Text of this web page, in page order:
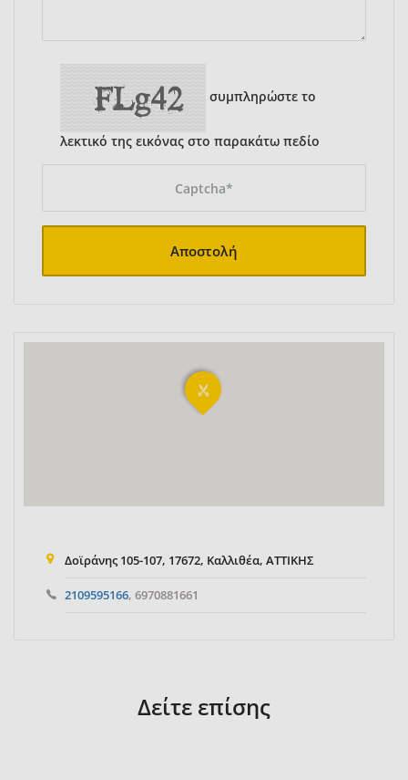
συμπληρώστε το
λεκτικό της εικόνας στο παρακάτω πεδίο
Αποστολή
Δοϊράνης 105-107, 17672, Καλλιθέα, ΑΤΤΙΚΗΣ
2109595166, 6970881661
Δείτε επίσης